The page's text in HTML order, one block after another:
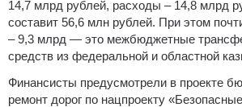
14,7 млрд рублей, расходы – 14,8 млрд
составит 56,6 млн рублей. При этом
– 9,3 млрд — это межбюджетные
средств из федеральной и областной
Финансисты предусмотрели в проекте
ремонт дорог по нацпроекту